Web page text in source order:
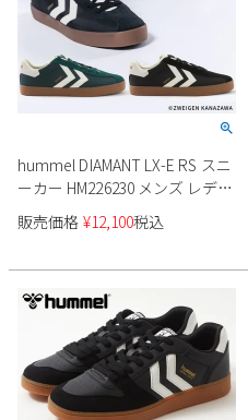
hummel DIAMANT LX-E RS スニ
ーカー HM226230 メンズ レディ
ース ユニセックス
販売価格 ¥12,100税込